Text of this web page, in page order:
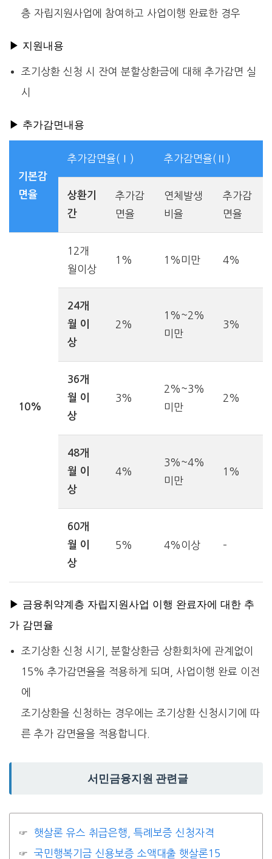
층 자립지원사업에 참여하고 사업이행 완료한 경우
▶ 지원내용
조기상환 신청 시 잔여 분할상환금에 대해 추가감면 실
시
▶ 추가감면내용
기본감
면율
추가감면율(Ⅰ) 추가감면율(Ⅱ)
상환기
간
추가감
면율
연체발생
비율
추가감
면율
10%
12개
월이상
1% 1%미만 4%
24개
월 이
상
2%
1%~2%
미만
3%
36개
월 이
상
3%
2%~3%
미만
2%
48개
월 이
상
4%
3%~4%
미만
1%
60개
월 이
상
5% 4%이상 –
▶ 금융취약계층 자립지원사업 이행 완료자에 대한 추
가 감면율
조기상환 신청 시기, 분할상환금 상환회차에 관계없이
15% 추가감면율을 적용하게 되며, 사업이행 완료 이전
에
조기상환을 신청하는 경우에는 조기상환 신청시기에 따
른 추가 감면율을 적용합니다.
서민금융지원 관련글
햇살론 유스 취급은행, 특례보증 신청자격
국민행복기금 신용보증 소액대출 햇살론15